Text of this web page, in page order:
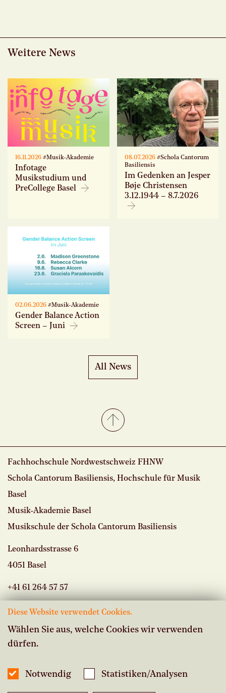
Weitere News
16.11.2026 #Musik-Akademie
Infotage
Musikstudium und
PreCollege Basel
08.07.2026#Schola Cantorum
Basiliensis
Im Gedenken an Jesper
Bøje Christensen
3.12.1944 – 8.7.2026
02.06.2026 #Musik-Akademie
Gender Balance Action
Screen – Juni
All News
Fachhochschule Nordwestschweiz FHNW
Schola Cantorum Basiliensis, Hochschule für Musik
Basel
Musik-Akademie Basel
Musikschule der Schola Cantorum Basiliensis
Leonhardsstrasse 6
4051 Basel
+41 61 264 57 57
Vacancies
Inside Studium
Diese Website verwendet Cookies.
Wählen Sie aus, welche Cookies wir verwenden
dürfen.
Notwendig Statistiken/Analysen